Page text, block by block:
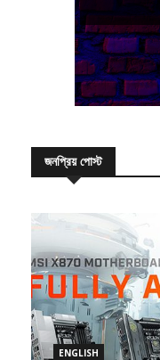
জনপ্রিয় পোস্ট
ENGLISH